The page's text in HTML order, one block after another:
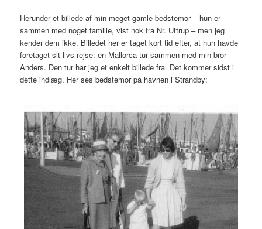
Herunder et billede af min meget gamle bedstemor – hun er
sammen med noget familie, vist nok fra Nr. Uttrup – men jeg
kender dem ikke. Billedet her er taget kort tid efter, at hun havde
foretaget sit livs rejse: en Mallorca-tur sammen med min bror
Anders. Den tur har jeg et enkelt billede fra. Det kommer sidst i
dette indlæg. Her ses bedstemor på havnen i Strandby: